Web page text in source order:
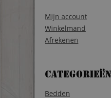
Mijn account
Winkelmand
Afrekenen
Categorieën
Bedden